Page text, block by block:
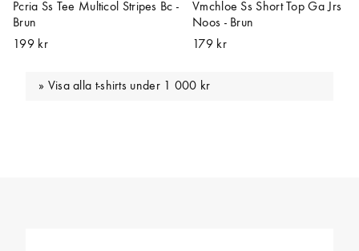
Pcria Ss Tee Multicol Stripes Bc -
Brun
199 kr
Vmchloe Ss Short Top Ga Jrs
Noos - Brun
179 kr
Visa alla t-shirts under 1 000 kr